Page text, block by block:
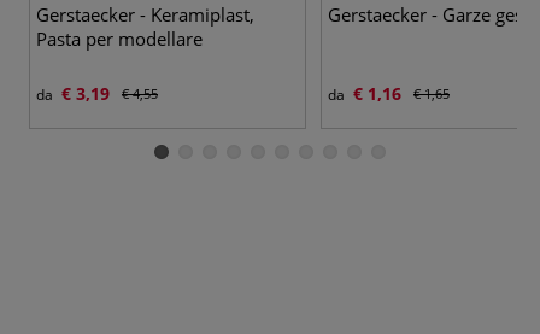
Gerstaecker - Keramiplast,
Pasta per modellare
da € 3,19 € 4,55
Gerstaecker - Garze
da € 1,16 € 1,65